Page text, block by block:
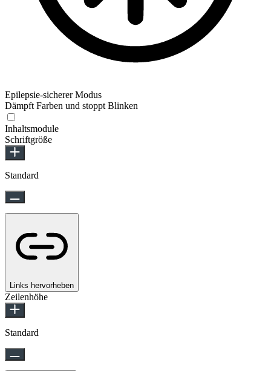
Epilepsie-sicherer Modus
Dämpft Farben und stoppt Blinken
Inhaltsmodule
Schriftgröße
Standard
Links hervorheben
Zeilenhöhe
Standard